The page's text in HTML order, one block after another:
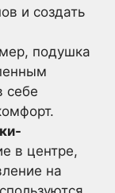
и создать
подушка
себе
в центре,
на